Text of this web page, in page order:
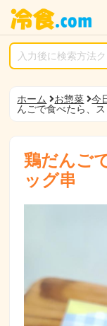
ホーム お惣菜 今
んごで食べたら、
鶏だんご
ッグ串